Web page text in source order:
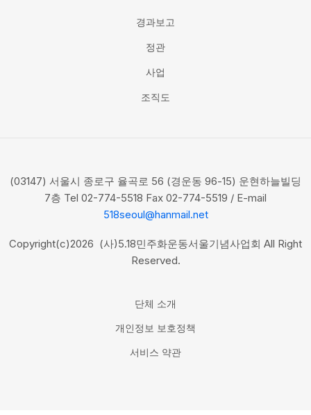
경과보고
정관
사업
조직도
(03147) 서울시 종로구 율곡로 56 (경운동 96-15) 운현하늘빌딩
7층 Tel 02-774-5518 Fax 02-774-5519 / E-mail
518seoul@hanmail.net
Copyright(c)2026 (사)5.18민주화운동서울기념사업회 All Right
Reserved.
단체 소개
개인정보 보호정책
서비스 약관